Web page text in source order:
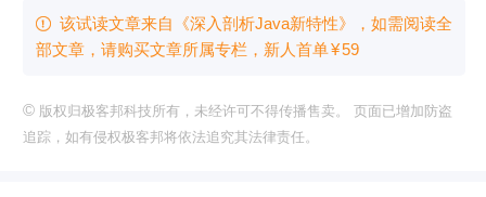
 该试读文章来自《深入剖析Java新特性》，如需阅读全
部文章，请购买文章所属专栏 ，新⼈⾸单¥59
© 版权归极客邦科技所有，未经许可不得传播售卖。 页面已增加防盗
追踪，如有侵权极客邦将依法追究其法律责任。